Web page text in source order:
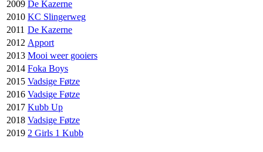
2009 De Kazerne
2010 KC Slingerweg
2011 De Kazerne
2012 Apport
2013 Mooi weer gooiers
2014 Foka Boys
2015 Vadsige Føtze
2016 Vadsige Føtze
2017 Kubb Up
2018 Vadsige Føtze
2019 2 Girls 1 Kubb